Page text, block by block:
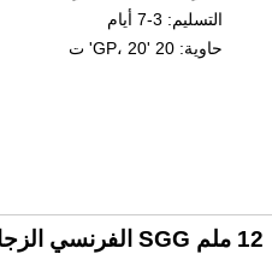
التسليم: 3-7 أيام
حاوية: 20 'GP، 20' ت
12 ملم SGG الفرنسي الزجاج الأخضر ملون-قص سهلة، يمكن أن يكون تيمبيرابل أو مغلفة